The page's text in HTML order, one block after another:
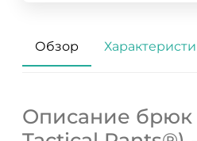
Обзор
Описание брюк